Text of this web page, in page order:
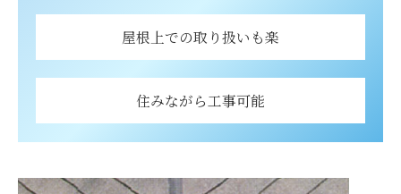
屋根上での取り扱いも楽
住みながら工事可能